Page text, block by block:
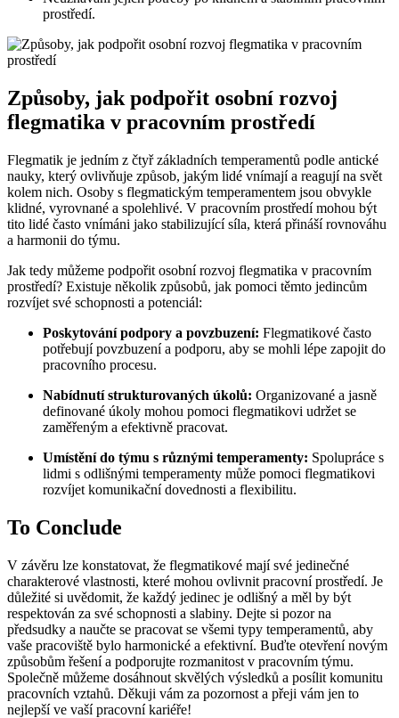
prostředí.
Způsoby, jak podpořit osobní rozvoj
flegmatika v pracovním prostředí
Flegmatik je jedním z čtyř základních temperamentů podle antické
nauky, který ovlivňuje způsob, jakým lidé vnímají a reagují na svět
kolem nich. Osoby s flegmatickým temperamentem jsou obvykle
klidné, vyrovnané a spolehlivé. V pracovním prostředí mohou být
tito lidé často vnímáni jako stabilizující síla, která přináší rovnováhu
a harmonii do týmu.
Jak tedy můžeme podpořit osobní rozvoj flegmatika v pracovním
prostředí? Existuje několik způsobů, jak pomoci těmto jedincům
rozvíjet své schopnosti a potenciál:
Poskytování podpory a povzbuzení: Flegmatikové často
potřebují povzbuzení a podporu, aby se mohli lépe zapojit do
pracovního procesu.
Nabídnutí strukturovaných úkolů: Organizované a jasně
definované úkoly mohou pomoci flegmatikovi udržet se
zaměřeným a efektivně pracovat.
Umístění do týmu s různými temperamenty: Spolupráce s
lidmi s odlišnými temperamenty může pomoci flegmatikovi
rozvíjet komunikační dovednosti a flexibilitu.
To Conclude
V závěru lze konstatovat, že flegmatikové mají své jedinečné
charakterové vlastnosti, které mohou ovlivnit pracovní prostředí. Je
důležité si uvědomit, že každý jedinec je odlišný a měl by být
respektován za své schopnosti a slabiny. Dejte si pozor na
předsudky a naučte se pracovat se všemi typy temperamentů, aby
vaše pracoviště bylo harmonické a efektivní. Buďte otevření novým
způsobům řešení a podporujte rozmanitost v pracovním týmu.
Společně můžeme dosáhnout skvělých výsledků a posílit komunitu
pracovních vztahů. Děkuji vám za pozornost a přeji vám jen to
nejlepší ve vaší pracovní kariéře!